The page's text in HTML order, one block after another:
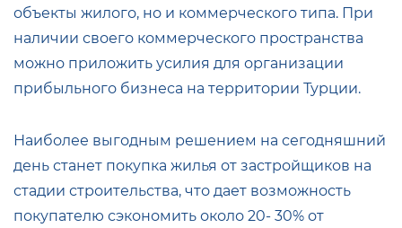
объекты жилого, но и коммерческого типа. При
наличии своего коммерческого пространства
можно приложить усилия для организации
прибыльного бизнеса на территории Турции.
Наиболее выгодным решением на сегодняшний
день станет покупка жилья от застройщиков на
стадии строительства, что дает возможность
покупателю сэкономить около 20- 30% от